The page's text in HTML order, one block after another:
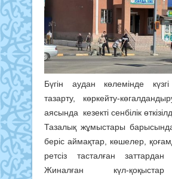
Бүгін аудан көлемінде
тазарту, көркейту-
аясында кезекті сенбілік
Тазалық жұмыстары
беріс аймақтар, көшелер,
ретсіз тасталған заттардан
Жиналған күл-